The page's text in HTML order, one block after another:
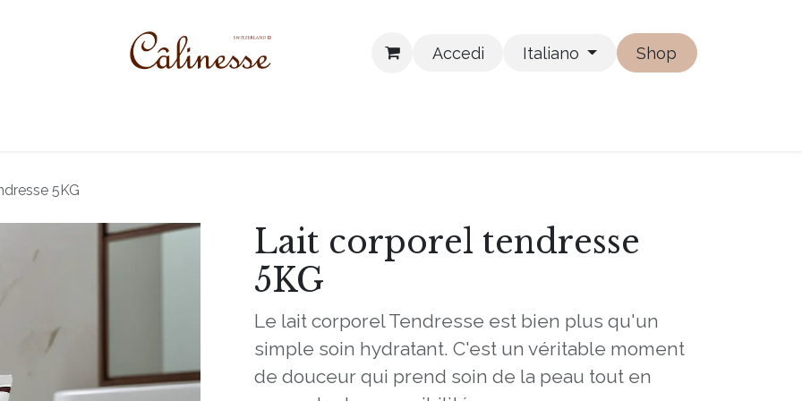
Accedi Italiano Shop
5KG
Lait corporel tendresse
5KG
Le lait corporel Tendresse est bien plus qu'un
simple soin hydratant. C'est un véritable moment
de douceur qui prend soin de la peau tout en